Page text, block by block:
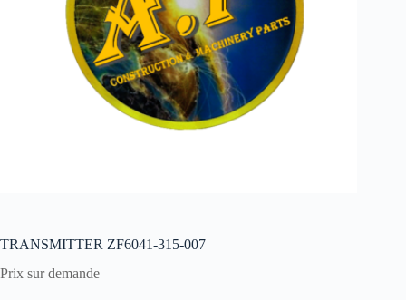
TRANSMITTER ZF6041-315-007
Prix sur demande